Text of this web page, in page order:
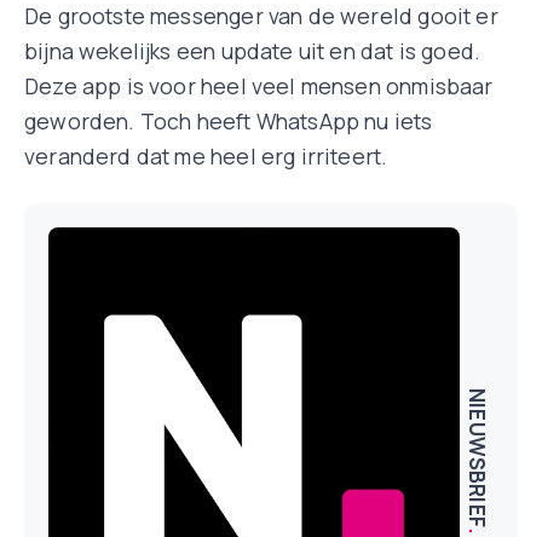
De grootste messenger van de wereld gooit er
bijna wekelijks een update uit en dat is goed.
Deze app is voor heel veel mensen onmisbaar
geworden. Toch heeft WhatsApp nu iets
veranderd dat me heel erg irriteert.
NIEUWSBRIEF
.